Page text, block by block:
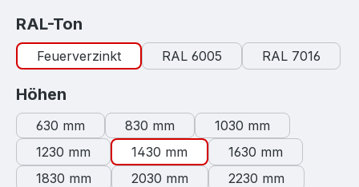
RAL-Ton
Feuerverzinkt RAL 6005 RAL 7016
Höhen
630 mm 830 mm
1030 mm
1230 mm
1430 mm
1630 mm
1830 mm
2030 mm
2230 mm